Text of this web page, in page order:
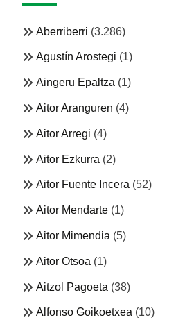
Aberriberri (3.286)
Agustín Arostegi (1)
Aingeru Epaltza (1)
Aitor Aranguren (4)
Aitor Arregi (4)
Aitor Ezkurra (2)
Aitor Fuente Incera (52)
Aitor Mendarte (1)
Aitor Mimendia (5)
Aitor Otsoa (1)
Aitzol Pagoeta (38)
Alfonso Goikoetxea (10)